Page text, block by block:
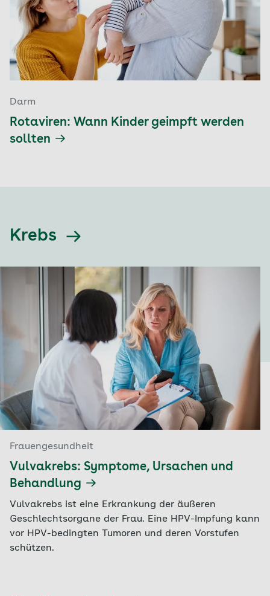
Darm
Rotaviren: Wann Kinder geimpft werden
sollten
Krebs
Frauengesundheit
Vulvakrebs: Symptome, Ursachen und
Behandlung
Vulvakrebs ist eine Erkrankung der äußeren
Geschlechtsorgane der Frau. Eine HPV-Impfung kann
vor HPV-bedingten Tumoren und deren Vorstufen
schützen.